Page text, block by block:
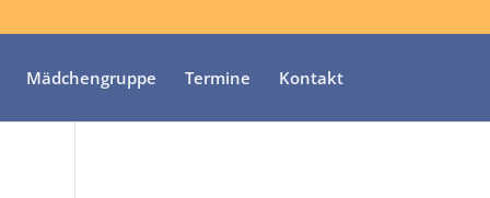
Mädchengruppe Termine Kontakt